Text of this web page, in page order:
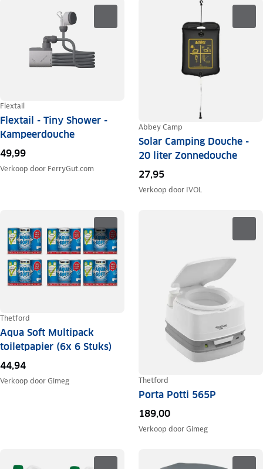
Flextail
Flextail - Tiny Shower -
Kampeerdouche
49,99
Verkoop door FerryGut.com
Abbey Camp
Solar Camping Douche -
20 liter Zonnedouche
27,95
Verkoop door IVOL
Thetford
Aqua Soft Multipack
toiletpapier (6x 6 Stuks)
44,94
Verkoop doorGimeg Thetford
Porta Potti 565P
189,00
Verkoop doorGimeg